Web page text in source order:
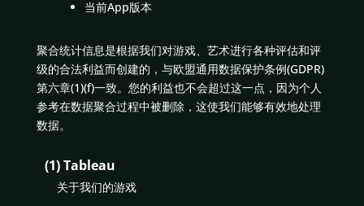
当前App版本
聚合统计信息是根据我们对游戏、艺术进行各种评估和评
级的合法利益而创建的，与欧盟通用数据保护条例(GDPR)
第六章(1)(f)一致。您的利益也不会超过这一点，因为个人
参考在数据聚合过程中被删除，这使我们能够有效地处理
数据。
(1) Tableau
关于我们的游戏